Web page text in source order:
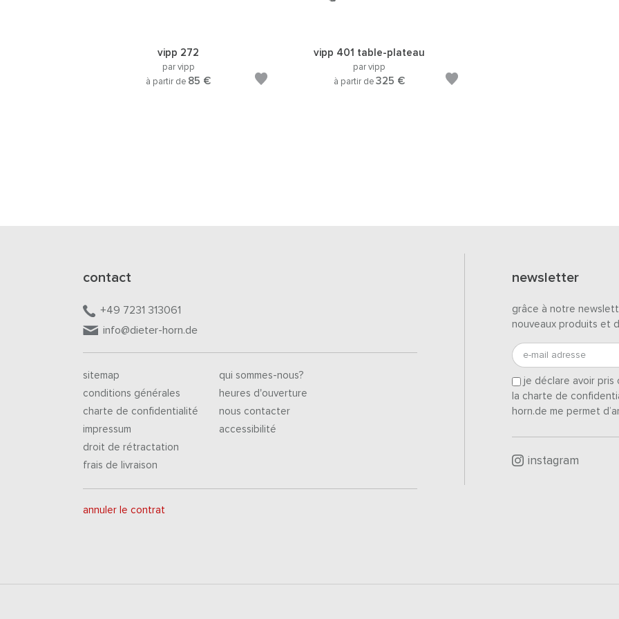
vipp 272
par vipp
à partir de 85 €
vipp 401 table-plateau
par vipp
à partir de 325 €
contact
+49 7231 313061
info@dieter-horn.de
sitemap
conditions générales
charte de confidentialité
impressum
droit de rétractation
frais de livraison
qui sommes-nous?
heures d'ouverture
nous contacter
accessibilité
annuler le contrat
newsletter
grâce à notre
nouveaux produits et
e-mail adresse
je déclare avoir
la charte de
horn.de me permet
instagram